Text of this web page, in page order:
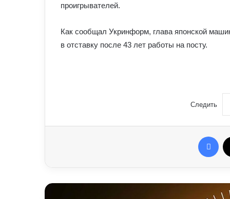
проигрывателей.
Как сообщал Укринформ, глава японской
в отставку после 43 лет работы на посту.
Следить